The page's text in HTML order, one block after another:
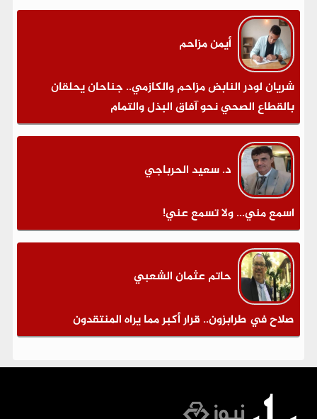
أيمن مزاحم
شريان لودر النابض مزاحم والكازمي.. جناحان يحلقان
بالقطاع الصحي نحو آفاق البذل والتمام
د. سعيد الحرباجي
اسمع مني... ولا تسمع عني!
حاتم عثمان الشعبي
صلاح في طرابزون.. قرار أكبر مما يراه المنتقدون